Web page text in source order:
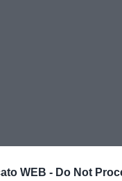
WEB - Do Not